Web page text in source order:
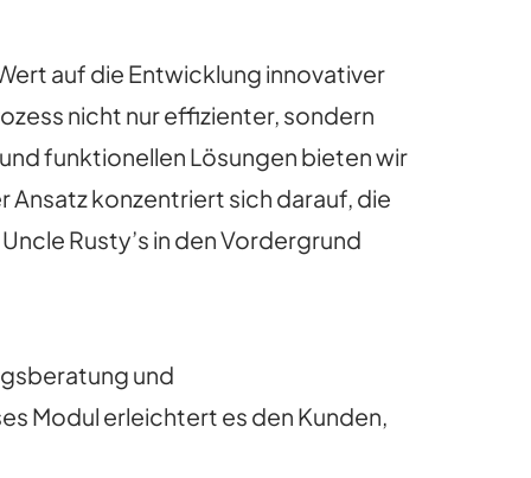
auf die Entwicklung innovativer
nicht nur effizienter, sondern
funktionellen Lösungen bieten wir
Ansatz konzentriert sich darauf, die
Rusty’s in den Vordergrund
und
Modul erleichtert es den Kunden,